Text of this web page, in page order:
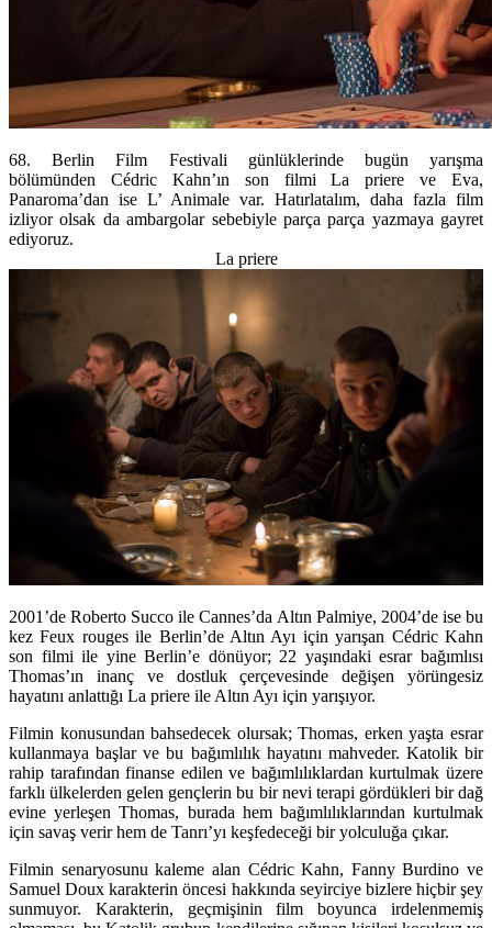
68. Berlin Film Festivali günlüklerinde bugün yarışma
bölümünden Cédric Kahn’ın son filmi La priere ve Eva,
Panaroma’dan ise L’ Animale var. Hatırlatalım, daha fazla film
izliyor olsak da ambargolar sebebiyle parça parça yazmaya gayret
ediyoruz.
La priere
2001’de Roberto Succo ile Cannes’da Altın Palmiye, 2004’de ise bu
kez Feux rouges ile Berlin’de Altın Ayı için yarışan Cédric Kahn
son filmi ile yine Berlin’e dönüyor; 22 yaşındaki esrar bağımlısı
Thomas’ın inanç ve dostluk çerçevesinde değişen yörüngesiz
hayatını anlattığı La priere ile Altın Ayı için yarışıyor.
Filmin konusundan bahsedecek olursak; Thomas, erken yaşta esrar
kullanmaya başlar ve bu bağımlılık hayatını mahveder. Katolik bir
rahip tarafından finanse edilen ve bağımlılıklardan kurtulmak üzere
farklı ülkelerden gelen gençlerin bu bir nevi terapi gördükleri bir dağ
evine yerleşen Thomas, burada hem bağımlılıklarından kurtulmak
için savaş verir hem de Tanrı’yı keşfedeceği bir yolculuğa çıkar.
Filmin senaryosunu kaleme alan Cédric Kahn, Fanny Burdino ve
Samuel Doux karakterin öncesi hakkında seyirciye bizlere hiçbir şey
sunmuyor. Karakterin, geçmişinin film boyunca irdelenmemiş